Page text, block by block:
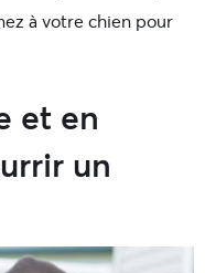
à votre chien pour
et en
un